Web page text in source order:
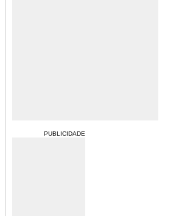
PUBLICIDADE